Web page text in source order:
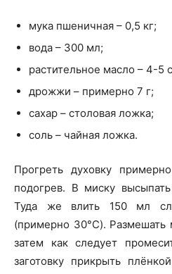
мука пшеничная – 0,5 кг;
вода – 300 мл;
растительное масло – 4-5
дрожжи – примерно 7 г;
сахар – столовая ложка;
соль – чайная ложка.
Прогреть духовку
подогрев. В миску
Туда же влить 150 мл
(примерно 30°C). Размешать
затем как следует
заготовку прикрыть